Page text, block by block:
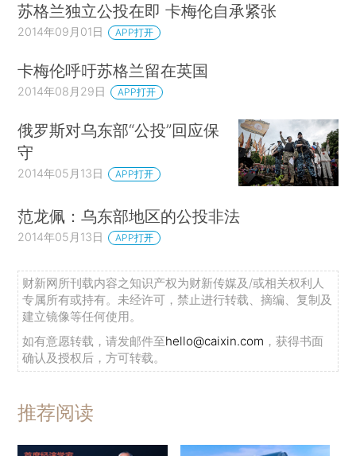
苏格兰独立公投在即 卡梅伦自承紧张
2014年09月01日 APP打开
卡梅伦呼吁苏格兰留在英国
2014年08月29日 APP打开
俄罗斯对乌东部“公投”回应保
守
2014年05月13日 APP打开
范龙佩：乌东部地区的公投非法
2014年05月13日 APP打开
财新网所刊载内容之知识产权为财新传媒及/或相关权利人
专属所有或持有。未经许可，禁止进行转载、摘编、复制及
建立镜像等任何使用。
如有意愿转载，请发邮件至hello@caixin.com ，获得书面
确认及授权后，方可转载。
推荐阅读